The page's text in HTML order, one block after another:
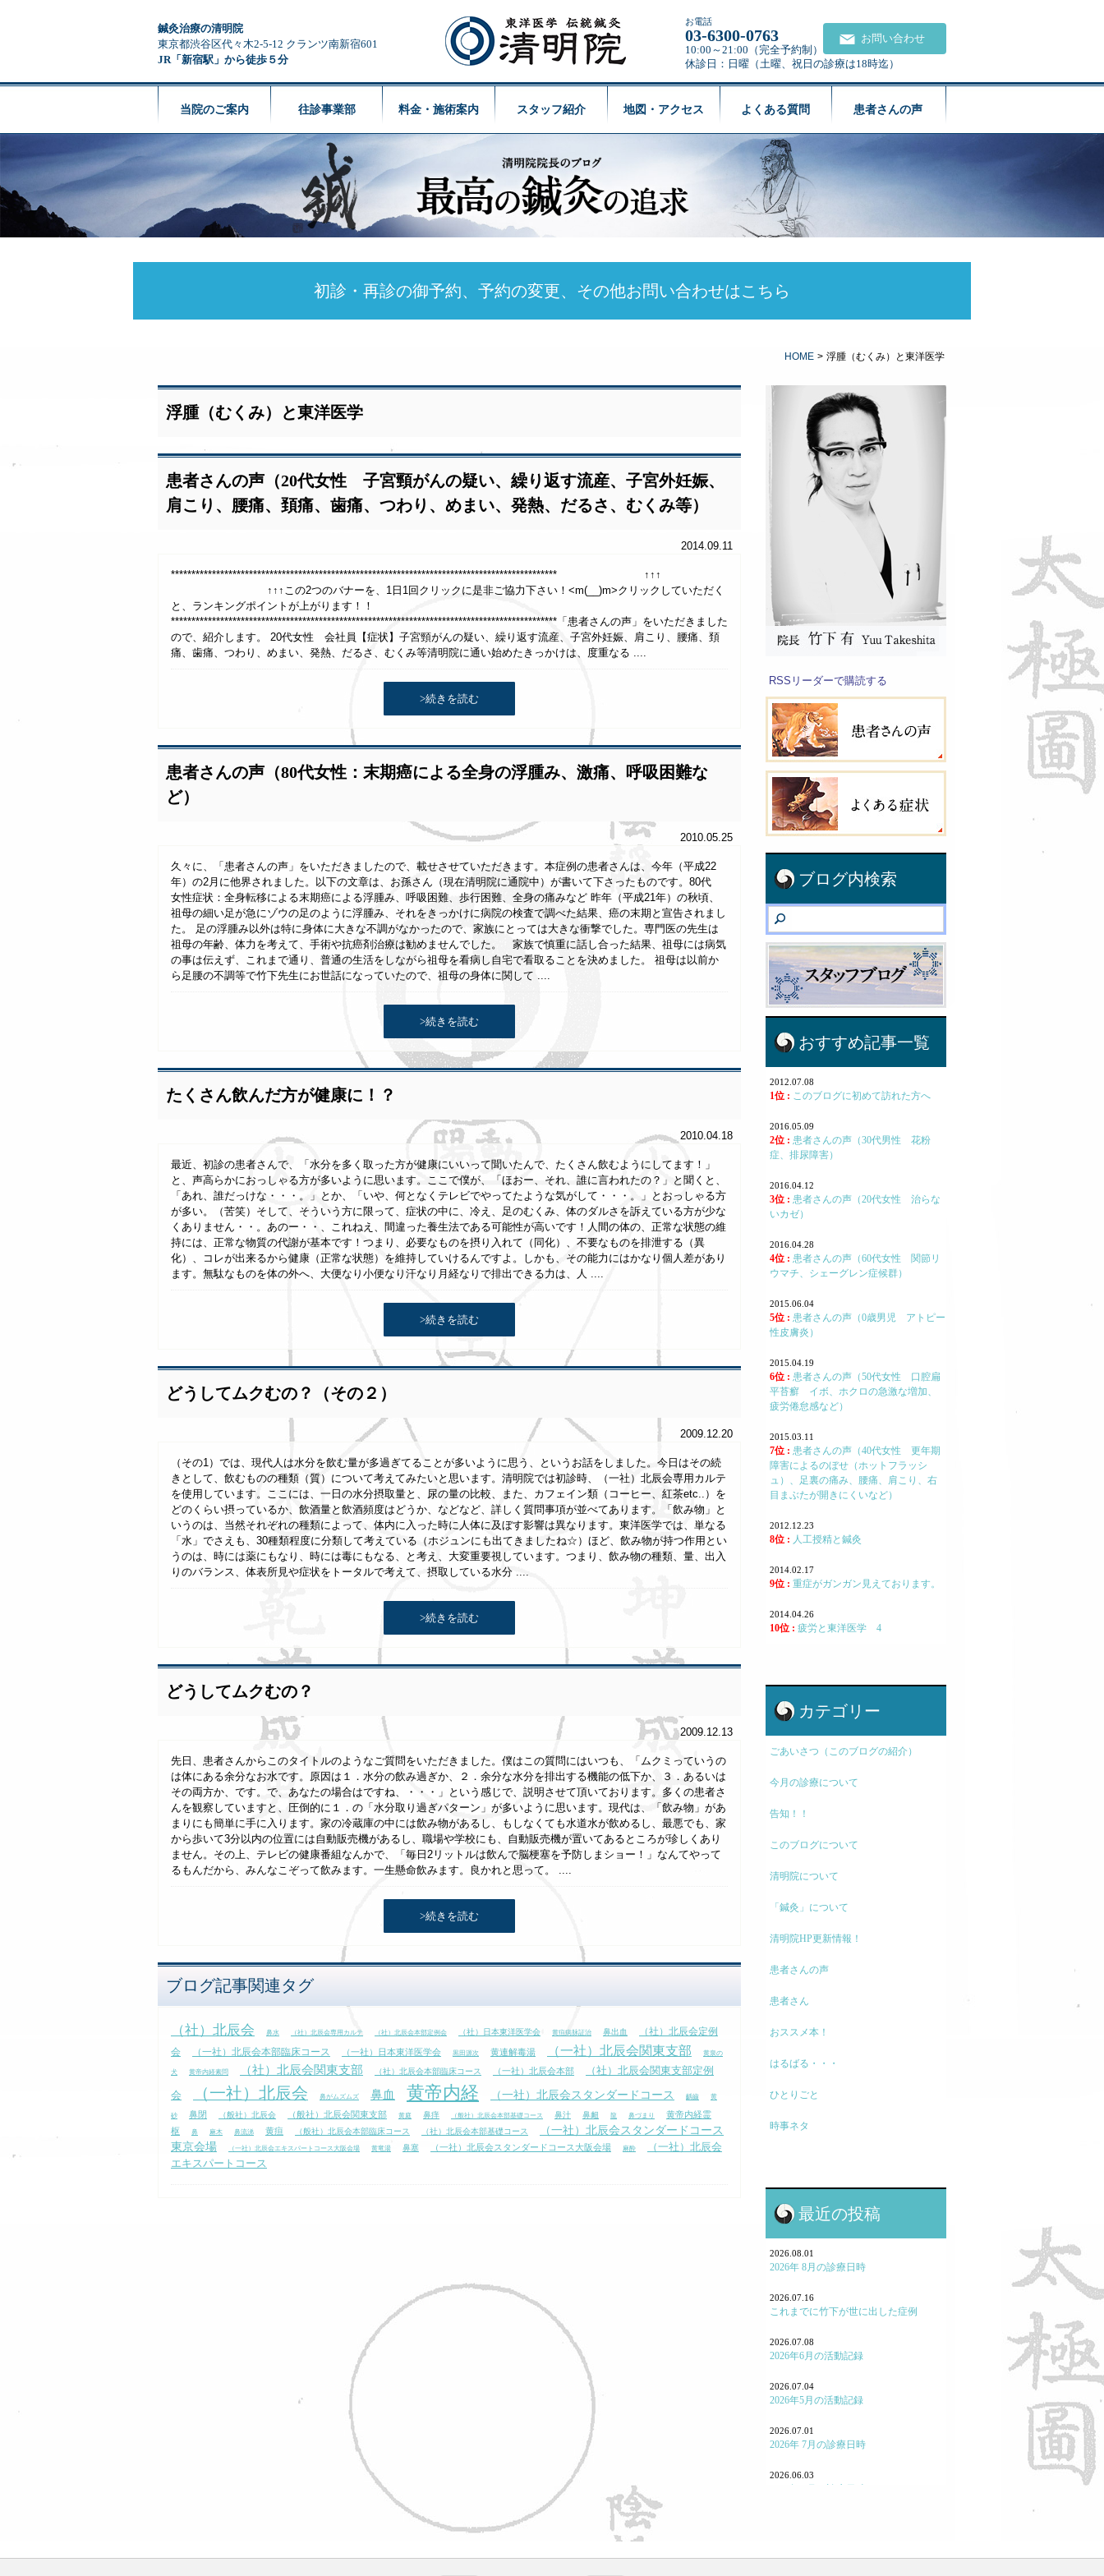
鍼灸治療の清明院
東京都渋谷区代々木2-5-12 クランツ南新宿601
JR「新宿駅」から徒歩５分
お電話
03-6300-0763
10:00～21:00（完全予約制）
お問い合わせ
休診日：日曜（土曜、祝日の診療は18時迄）
当院のご案内 往診事業部 料金・施術案内 スタッフ紹介 地図・アクセス よくある質問 患者さんの声
初診・再診の御予約、予約の変更、 その他お問い合わせはこちら
HOME > 浮腫（むくみ）と東洋医学
浮腫（むくみ）と東洋医学
患者さんの声（20代女性 子宮頸がんの疑い、繰り返す流産、子宮外妊娠、
肩こり、腰痛、頚痛、歯痛、つわり、めまい、発熱、だるさ、むくみ等）
2014.09.11
********************************************************************************************** ↑↑↑
↑↑↑この2つのバナーを、1日1回クリックに是非ご協力下さい！<m(__)m>クリックしていただく
と、ランキングポイントが上がります！！
**********************************************************************************************「患者さんの声」をいただきました
ので、紹介します。 20代女性 会社員【症状】子宮頸がんの疑い、繰り返す流産、子宮外妊娠、肩こり、腰痛、頚
痛、歯痛、つわり、めまい、発熱、だるさ、むくみ等清明院に通い始めたきっかけは、度重なる ....
>続きを読む
患者さんの声（80代女性：末期癌による全身の浮腫み、激痛、呼吸困難な
ど）
2010.05.25
久々に、「患者さんの声」をいただきましたので、載せさせていただきます。本症例の患者さんは、今年（平成22
年）の2月に他界されました。以下の文章は、お孫さん（現在清明院に通院中）が書いて下さったものです。80代
女性症状：全身転移による末期癌による浮腫み、呼吸困難、歩行困難、全身の痛みなど 昨年（平成21年）の秋頃、
祖母の細い足が急にゾウの足のように浮腫み、それをきっかけに病院の検査で調べた結果、癌の末期と宣告されまし
た。 足の浮腫み以外は特に身体に大きな不調がなかったので、家族にとっては大きな衝撃でした。専門医の先生は
祖母の年齢、体力を考えて、手術や抗癌剤治療は勧めませんでした。 家族で慎重に話し合った結果、祖母には病気
の事は伝えず、これまで通り、普通の生活をしながら祖母を看病し自宅で看取ることを決めました。 祖母は以前か
ら足腰の不調等で竹下先生にお世話になっていたので、祖母の身体に関して ....
>続きを読む
たくさん飲んだ方が健康に！？
2010.04.18
最近、初診の患者さんで、「水分を多く取った方が健康にいいって聞いたんで、たくさん飲むようにしてます！」
と、声高らかにおっしゃる方が多いように思います。ここで僕が、「ほおー、それ、誰に言われたの？」と聞くと、
「あれ、誰だっけな・・・。」とか、「いや、何となくテレビでやってたような気がして・・・。」とおっしゃる方
が多い。（苦笑）そして、そういう方に限って、症状の中に、冷え、足のむくみ、体のダルさを訴えている方が少な
くありません・・。あのー・・、これねえ、間違った養生法である可能性が高いです！人間の体の、正常な状態の維
持には、正常な物質の代謝が基本です！つまり、必要なものを摂り入れて（同化）、不要なものを排泄する（異
化）、コレが出来るから健康（正常な状態）を維持していけるんですよ。しかも、その能力にはかなり個人差があり
ます。無駄なものを体の外へ、大便なり小便なり汗なり月経なりで排出できる力は、人 ....
>続きを読む
どうしてムクむの？（その２）
2009.12.20
（その1）では、現代人は水分を飲む量が多過ぎてることが多いように思う、というお話をしました。今日はその続
きとして、飲むものの種類（質）について考えてみたいと思います。清明院では初診時、（一社）北辰会専用カルテ
を使用しています。ここには、一日の水分摂取量と、尿の量の比較、また、カフェイン類（コーヒー、紅茶etc..）を
どのくらい摂っているか、飲酒量と飲酒頻度はどうか、などなど、詳しく質問事項が並べてあります。「飲み物」と
いうのは、当然それぞれの種類によって、体内に入った時に人体に及ぼす影響は異なります。東洋医学では、単なる
「水」でさえも、30種類程度に分類して考えている（ホジュンにも出てきましたね☆）ほど、飲み物が持つ作用とい
うのは、時には薬にもなり、時には毒にもなる、と考え、大変重要視しています。つまり、飲み物の種類、量、出入
りのバランス、体表所見や症状をトータルで考えて、摂取している水分 ....
>続きを読む
どうしてムクむの？
2009.12.13
先日、患者さんからこのタイトルのようなご質問をいただきました。僕はこの質問にはいつも、「ムクミっていうの
は体にある余分なお水です。原因は１．水分の飲み過ぎか、２．余分な水分を排出する機能の低下か、３．あるいは
その両方か、です。で、あなたの場合はですね、・・・」という感じで、説明させて頂いております。多くの患者さ
んを観察していますと、圧倒的に１．の「水分取り過ぎパターン」が多いように思います。現代は、「飲み物」があ
まりにも簡単に手に入ります。家の冷蔵庫の中には飲み物があるし、もしなくても水道水が飲めるし、最悪でも、家
から歩いて3分以内の位置には自動販売機があるし、職場や学校にも、自動販売機が置いてあるところが珍しくあり
ません。その上、テレビの健康番組なんかで、「毎日2リットルは飲んで脳梗塞を予防しまショー！」なんてやって
るもんだから、みんなこぞって飲みます。一生懸命飲みます。良かれと思って。 ....
>続きを読む
ブログ記事関連タグ
（社）北辰会 鼻水 （社）北辰会専用カルテ （社）北辰会本部定例会 （社）日本東洋医学会 黄疸病脉証治 鼻出血
（社）北辰会定例
会
（一社）北辰会本部臨床コース （一社）日本東洋医学会 黒田源次 黄連解毒湯 （一社）北辰会関東支部 黄泉の
犬 黄帝内経素問 （社）北辰会関東支部 （社）北辰会本部臨床コース （一社）北辰会本部
（社）北辰会関東支部定例
会
（一社）北辰会 鼻がムズムズ 鼻血 黄帝内経 （一社）北辰会スタンダードコース 齲齒 黄
砂 鼻閉 （般社）北辰会 （般社）北辰会関東支部 黄庭 鼻痒 （般社）北辰会本部基礎コース 鼻汁 鼻衄 龍 鼻づまり
黄帝内経霊
枢
鼻 麻木 鼻流涕 黄疸 （般社）北辰会本部臨床コース （社）北辰会本部基礎コース
（一社）北辰会スタンダードコース
東京会場
（一社）北辰会エキスパートコース大阪会場 黄竜湯 鼻塞 （一社）北辰会スタンダードコース大阪会場 麻酔
（一社）北辰会
エキスパートコース
RSSリーダーで購読する
ブログ内検索
おすすめ記事一覧
2012.07.08
1位 : このブログに初めて訪れた方へ
2016.05.09
2位 : 患者さんの声（30代男性 花粉
症、排尿障害）
2016.04.12
3位 : 患者さんの声（20代女性 治らな
いカゼ）
2016.04.28
4位 : 患者さんの声（60代女性 関節リ
ウマチ、シェーグレン症候群）
2015.06.04
5位 : 患者さんの声（0歳男児 アトピー
性皮膚炎）
2015.04.19
6位 : 患者さんの声（50代女性 口腔扁
平苔癬 イボ、ホクロの急激な増加、
疲労倦怠感など）
2015.03.11
7位 : 患者さんの声（40代女性 更年期
障害によるのぼせ（ホットフラッシ
ュ）、足裏の痛み、腰痛、肩こり、右
目まぶたが開きにくいなど）
2012.12.23
8位 : 人工授精と鍼灸
2014.02.17
9位 : 重症がガンガン見えております。
2014.04.26
10位 : 疲労と東洋医学 4
カテゴリー
ごあいさつ（このブログの紹介）
今月の診療について
告知！！
このブログについて
清明院について
「鍼灸」について
清明院HP更新情報！
患者さんの声
患者さん
おススメ本！
はるばる・・・
ひとりごと
時事ネタ
現代医療に関して
鍼灸と保険・業界のお話
鍼灸学校、鍼灸学生に関して
よくある病気・症状
養生
「怒り方」の大事
｢泣く｣とはどういうことか
「痛み」について
最近の投稿
2026.08.01
2026年 8月の診療日時
2026.07.16
これまでに竹下が世に出した症例
2026.07.08
2026年6月の活動記録
2026.07.04
2026年5月の活動記録
2026.07.01
2026年 7月の診療日時
2026.06.03